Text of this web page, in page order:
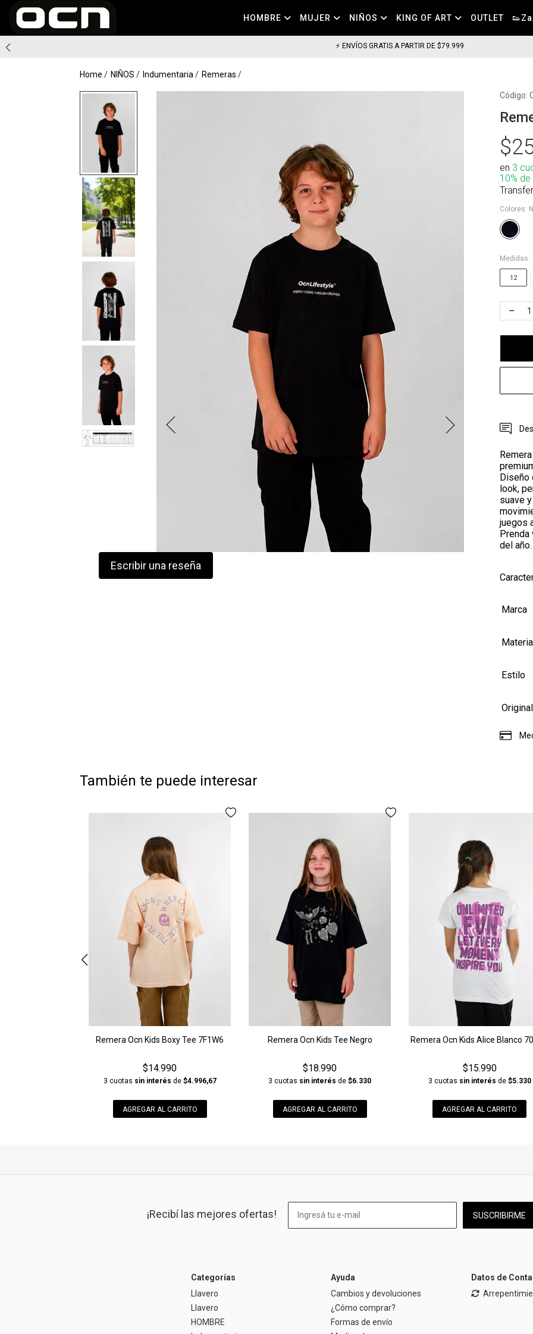
HOMBRE MUJER NIÑOS KING OF ART OUTLET
⚡ ENVÍOS GRATIS A PARTIR DE $79.999
Home NIÑOS Indumentaria Remeras
Código:
en 3
10%
Colores:
Medidas:
12
Diseño
look,
suave
juegos
Prenda
del año.
Marca
Estilo
Escribir una reseña
También te puede interesar
Remera Ocn Kids Boxy Tee 7F1W6
$14.990
3 cuotas sin interés de $4.996,67
AGREGAR AL CARRITO
Remera Ocn Kids Tee Negro
$18.990
3 cuotas sin interés de$6.330
AGREGAR AL CARRITO
Remera Ocn Kids Alice Blanco
$15.990
3 cuotas sin interés de $5.330
AGREGAR AL CARRITO
¡Recibí las mejores ofertas! SUSCRIBIRME
Categorías
Llavero
Llavero
HOMBRE
Ayuda
Cambios y devoluciones
¿Cómo comprar?
Formas de envío
Datos de